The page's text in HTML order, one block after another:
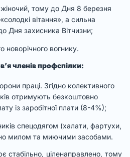
жіночий, тому до Дня 8 березня
вітання», а сильна
Дня захисника Вітчизни;
новорічного вогнику.
членів профспілки:
праці. Згідно колективного
отримують безкоштовно
із заробітної плати (8-4%);
спецодягом (халати, фартухи,
милом та миючими засобами.
стабільно, ціленаправлено, тому